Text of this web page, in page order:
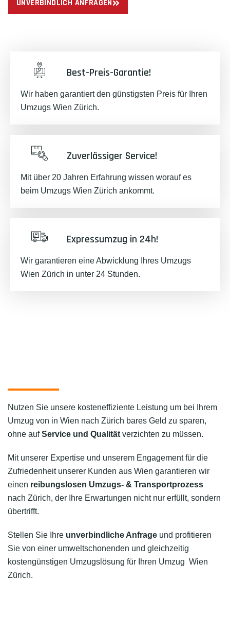
UNVERBINDLICH ANFRAGEN
Best-Preis-Garantie!
Wir haben garantiert den günstigsten Preis für Ihren
Umzugs Wien Zürich.
Zuverlässiger Service!
Mit über 20 Jahren Erfahrung wissen worauf es
beim Umzugs Wien Zürich ankommt.
Expressumzug in 24h!
Wir garantieren eine Abwicklung Ihres Umzugs
Wien Zürich in unter 24 Stunden.
Nutzen Sie unsere kosteneffiziente Leistung um bei Ihrem
Umzug von in Wien nach Zürich bares Geld zu sparen,
ohne aufService und Qualität verzichten zu müssen.
Mit unserer Expertise und unserem Engagement für die
Zufriedenheit unserer Kunden aus Wien garantieren wir
einen reibungslosen Umzugs- & Transportprozess
nach Zürich, der Ihre Erwartungen nicht nur erfüllt, sondern
übertrifft.
Stellen Sie Ihre unverbindliche Anfrage und profitieren
Sie von einer umweltschonenden und gleichzeitig
kostengünstigen Umzugslösung für Ihren Umzug Wien
Zürich.